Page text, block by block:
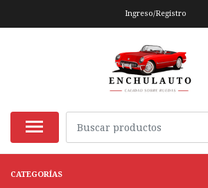
Ingreso/Registro
CATEGORÍAS